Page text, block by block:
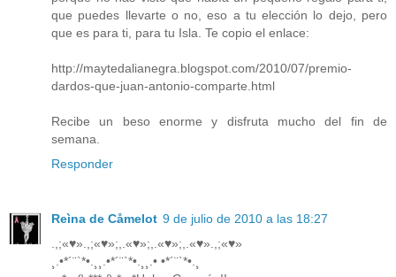
que puedes llevarte o no, eso a tu elección lo dejo, pero
que es para ti, para tu Isla. Te copio el enlace:
http://maytedalianegra.blogspot.com/2010/07/premio-
dardos-que-juan-antonio-comparte.html
Recibe un beso enorme y disfruta mucho del fin de
semana.
Responder
Reìna de Cåmelot 9 de julio de 2010 a las 18:27
.,;«♥».,;«♥»;,.«♥»;,.«♥»;,.«♥».,;«♥»
¸.•*´¨`*•.¸¸.•*´¨`*•.¸¸.• •*´¨`*•.¸